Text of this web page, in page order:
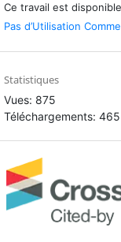
Ce travail est
Pas d’Utilisation
Statistiques
Vues: 875
Téléchargements: 465